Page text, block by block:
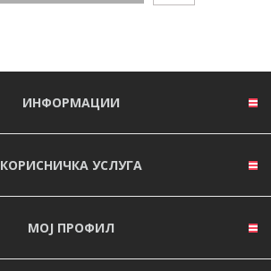
ИНФОРМАЦИИ
КОРИСНИЧКА УСЛУГА
МОЈ ПРОФИЛ